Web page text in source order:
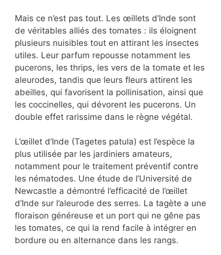
Mais ce n’est pas tout. Les œillets d’Inde sont
de véritables alliés des tomates : ils éloignent
plusieurs nuisibles tout en attirant les insectes
utiles. Leur parfum repousse notamment les
pucerons, les thrips, les vers de la tomate et les
aleurodes, tandis que leurs fleurs attirent les
abeilles, qui favorisent la pollinisation, ainsi que
les coccinelles, qui dévorent les pucerons. Un
double effet rarissime dans le règne végétal.
L’œillet d’Inde (Tagetes patula) est l’espèce la
plus utilisée par les jardiniers amateurs,
notamment pour le traitement préventif contre
les nématodes. Une étude de l’Université de
Newcastle a démontré l’efficacité de l’œillet
d’Inde sur l’aleurode des serres. La tagète a une
floraison généreuse et un port qui ne gêne pas
les tomates, ce qui la rend facile à intégrer en
bordure ou en alternance dans les rangs.